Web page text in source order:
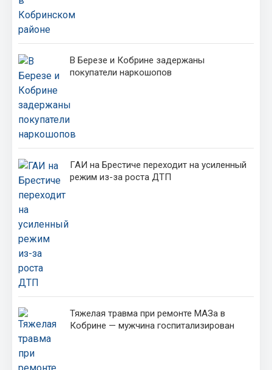
В Березе и Кобрине задержаны
покупатели наркошопов
ГАИ на Брестиче переходит на усиленный
режим из-за роста ДТП
Тяжелая травма при ремонте МАЗа в
Кобрине — мужчина госпитализирован